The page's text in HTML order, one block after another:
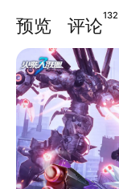
预览 评论132